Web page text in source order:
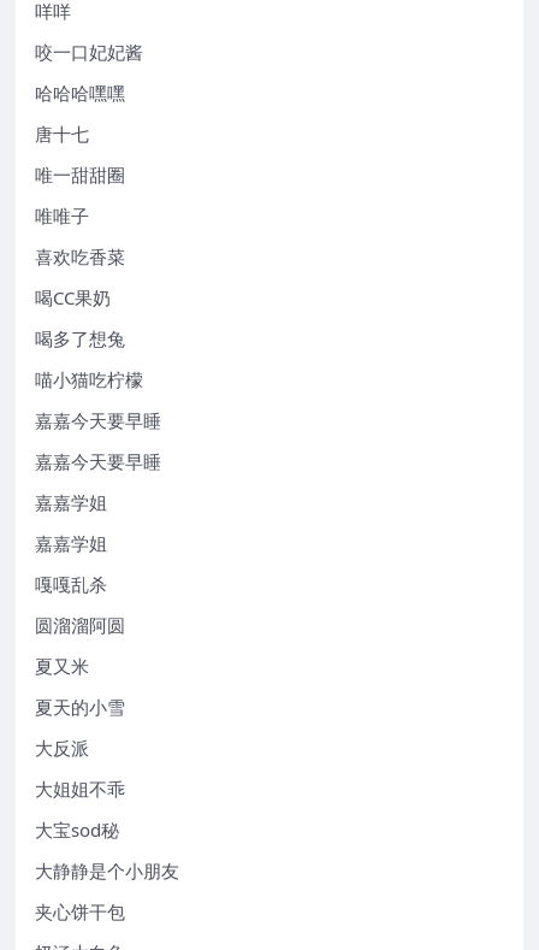
咩咩
咬一口妃妃酱
哈哈哈嘿嘿
唐十七
唯一甜甜圈
唯唯子
喜欢吃香菜
喝CC果奶
喝多了想兔
喵小猫吃柠檬
嘉嘉今天要早睡
嘉嘉今天要早睡
嘉嘉学姐
嘉嘉学姐
嘎嘎乱杀
圆溜溜阿圆
夏又米
夏天的小雪
大反派
大姐姐不乖
大宝sod秘
大静静是个小朋友
夹心饼干包